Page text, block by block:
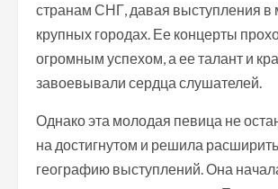
странам СНГ, давая выступления в
крупных городах. Ее концерты
огромным успехом, а ее талант и
завоевывали сердца слушателей.
Однако эта молодая певица не
на достигнутом и решила
географию выступлений. Она